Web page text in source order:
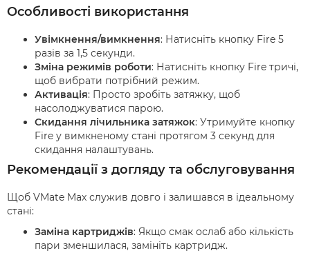
Особливості використання
Увімкнення/вимкнення: Натисніть кнопку Fire 5
разів за 1,5 секунди.
Зміна режимів роботи: Натисніть кнопку Fire тричі,
щоб вибрати потрібний режим.
Активація: Просто зробіть затяжку, щоб
насолоджуватися парою.
Скидання лічильника затяжок: Утримуйте кнопку
Fire у вимкненому стані протягом 3 секунд для
скидання налаштувань.
Рекомендації з догляду та обслуговування
Щоб VMate Max служив довго і залишався в ідеальному
стані:
Заміна картриджів: Якщо смак ослаб або кількість
пари зменшилася, замініть картридж.